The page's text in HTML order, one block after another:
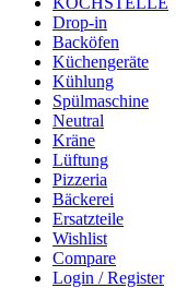
Drop-in
Backöfen
Küchengeräte
Kühlung
Spülmaschine
Neutral
Kräne
Lüftung
Pizzeria
Bäckerei
Ersatzteile
Wishlist
Compare
Login / Register